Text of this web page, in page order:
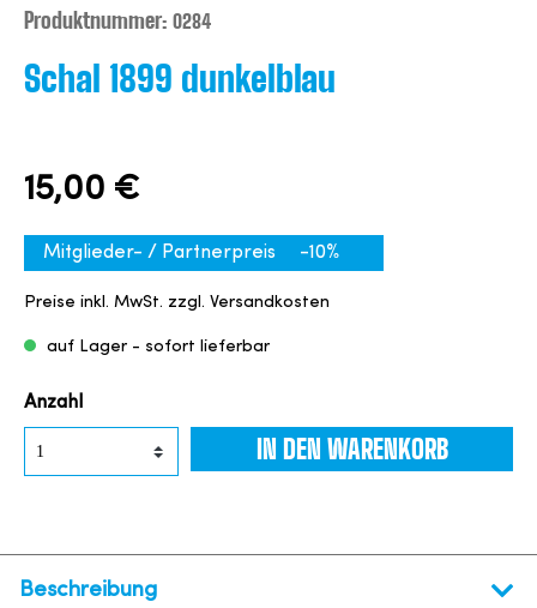
Produktnummer: 0284
Schal 1899 dunkelblau
15,00 €
Mitglieder- / Partnerpreis -10%
Preise inkl. MwSt. zzgl. Versandkosten
auf Lager - sofort lieferbar
Anzahl
IN DEN WARENKORB
Beschreibung